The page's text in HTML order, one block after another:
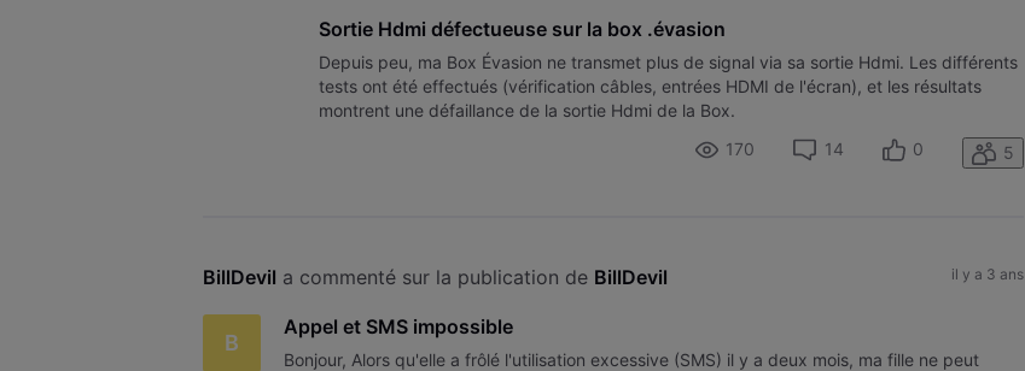
Sortie Hdmi défectueuse sur la box .évasion
Depuis peu, ma Box Évasion ne transmet plus de signal via sa sortie Hdmi. Les différents
tests ont été effectués (vérification câbles, entrées HDMI de l'écran), et les résultats
montrent une défaillance de la sortie Hdmi de la Box.
170
14 0 5
BillDevil a commenté sur la publication de BillDevil il y a 3 ans
B
Appel et SMS impossible
Bonjour, Alors qu'elle a frôlé l'utilisation excessive (SMS) il y a deux mois, ma fille ne peut